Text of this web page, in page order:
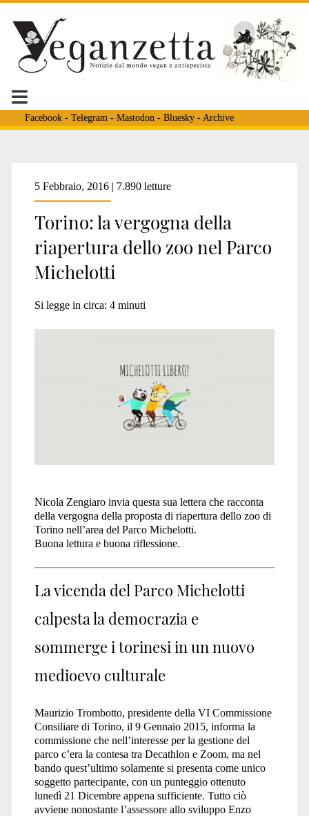
Facebook- Telegram - Mastodon - Bluesky- Archive
Tag:
<span>no
allo
5 Febbraio, 2016 | 7.890 letture
Torino: la vergogna della
riapertura dello zoo nel Parco
Michelotti
Si legge in circa: 4 minuti
Nicola Zengiaro invia questa sua lettera che racconta
della vergogna della proposta di riapertura dello zoo di
Torino nell’area del Parco Michelotti.
Buona lettura e buona riflessione.
La vicenda del Parco Michelotti
calpesta la democrazia e
sommerge i torinesi in un nuovo
medioevo culturale
Maurizio Trombotto, presidente della VI Commissione
Consiliare di Torino, il 9 Gennaio 2015, informa la
commissione che nell’interesse per la gestione del
parco c’era la contesa tra Decathlon e Zoom, ma nel
bando quest’ultimo solamente si presenta come unico
soggetto partecipante, con un punteggio ottenuto
lunedì 21 Dicembre appena sufficiente. Tutto ciò
avviene nonostante l’assessore allo sviluppo Enzo